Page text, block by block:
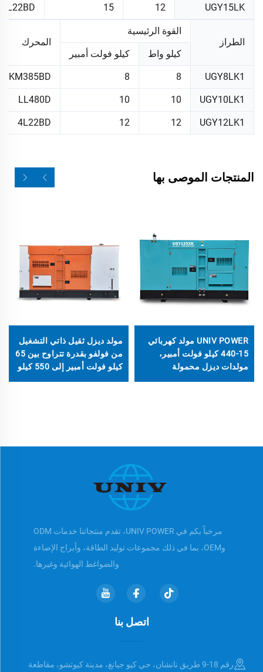
UGY15LK
12
15
4L22BD
الطراز
القوة الرئيسية
المحرك
كيلو واط
كيلو فولت أمبير
UGY8LK1
8
8
KM385BD
UGY10LK1
10
10
LL480D
UGY12LK1
12
12
4L22BD
المنتجات الموصى بها
UNIV POWER مولد كهربائي
15-440 كيلو فولت أمبير،
مولدات ديزل محمولة
مولد ديزل ثقيل ذاتي التشغيل
من فولفو بقدرة تتراوح بين 65
كيلو فولت أمبير إلى 550 كيلو
مرحباً بكم في UNIV POWER، تقدم منتجاتنا خدمات ODM
وOEM، بما في ذلك مجموعات توليد الطاقة، وأبراج الإضاءة
والضواغط الهوائية وغيرها.
اتصل بنا
رقم 18-9 طريق نانشان، حي كيو جيانغ، مدينة كيوتشو، مقاطعة